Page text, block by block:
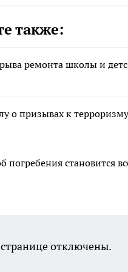
также:
ремонта школы и
о призывах к терроризму
становится
отключены.